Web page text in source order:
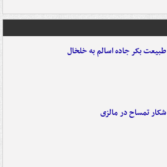
طبیعت بکر جاده اسالم به خلخال
شکار تمساح در مالزی